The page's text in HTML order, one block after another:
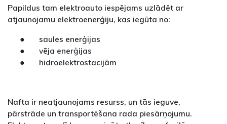
Papildus tam elektroauto iespējams uzlādēt ar
atjaunojamu elektroenerģiju, kas iegūta no:
● saules enerģijas
● vēja enerģijas
● hidroelektrostacijām
Nafta ir neatjaunojams resurss, un tās ieguve,
pārstrāde un transportēšana rada piesārņojumu.